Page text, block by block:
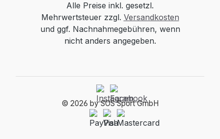
Alle Preise inkl. gesetzl.
Mehrwertsteuer zzgl. Versandkosten
und ggf. Nachnahmegebühren, wenn
nicht anders angegeben.
© 2026 by SOS Sport GmbH